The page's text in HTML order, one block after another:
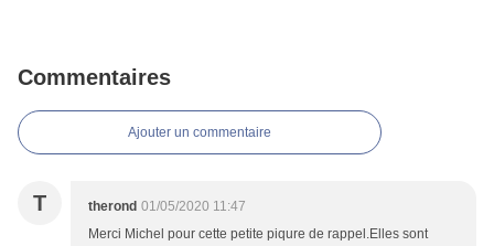
Commentaires
Ajouter un commentaire
T therond 01/05/2020 11:47
Merci Michel pour cette petite piqure de rappel.Elles sont